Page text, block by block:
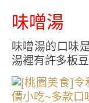
味噌湯
味噌湯的口味
湯裡有許多板